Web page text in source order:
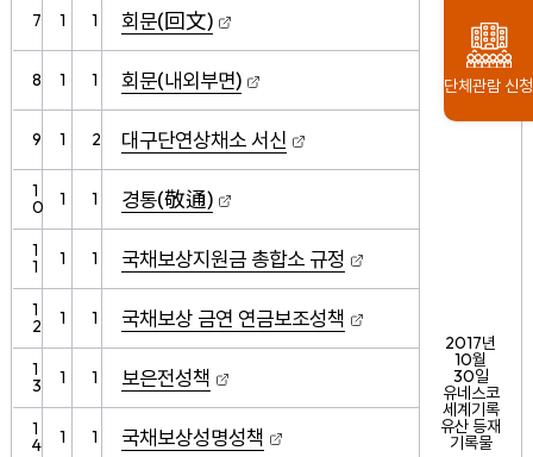
단체관람 신청
2017년
10월
30일
유네스코
세계기록
유산 등재
기록물
7 1 1 회문(回文)
8 1 1 회문(내외부면)
9 1 2 대구단연상채소 서신
1
0 1 1 경통(敬通)
1
1 1 1 국채보상지원금 총합소 규정
1
2 1 1 국채보상 금연 연금보조성책
1
3 1 1 보은전성책
1
4 1 1 국채보상성명성책